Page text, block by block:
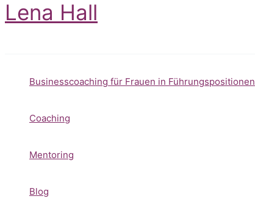
Zum
Inhalt
Lena Hall
Businesscoaching für Frauen in Führungspositionen
Coaching
Mentoring
Blog